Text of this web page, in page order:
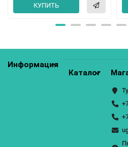
КУПИТЬ
Информация
Каталог